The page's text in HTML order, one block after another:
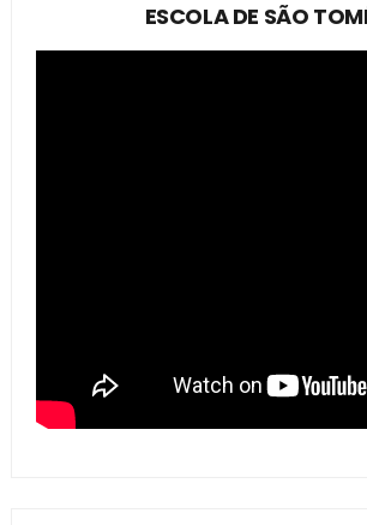
ESCOLA DE SÃO